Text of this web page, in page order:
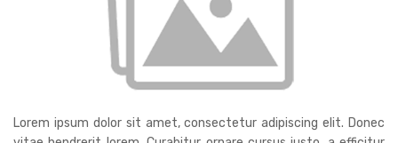
Lorem ipsum dolor sit amet, consectetur adipiscing elit. Donec